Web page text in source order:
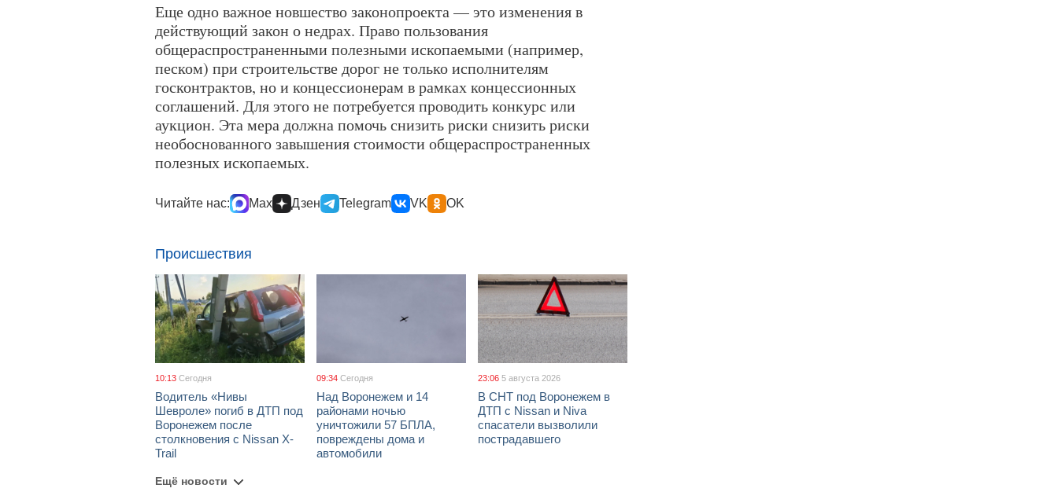
Еще одно важное новшество законопроекта — это изменения в
действующий закон о недрах. Право пользования
общераспространенными полезными ископаемыми (например,
песком) при строительстве дорог не только исполнителям
госконтрактов, но и концессионерам в рамках концессионных
соглашений. Для этого не потребуется проводить конкурс или
аукцион. Эта мера должна помочь снизить риски снизить риски
необоснованного завышения стоимости общераспространенных
полезных ископаемых.
Читайте нас: Max Дзен Telegram VK OK
Происшествия
10:13 Сегодня
Водитель «Нивы
Шевроле» погиб в ДТП под
Воронежем после
столкновения с Nissan X-
Trail
09:34 Сегодня
Над Воронежем и 14
районами ночью
уничтожили 57 БПЛА,
повреждены дома и
автомобили
23:06 5 августа 2026
В СНТ под Воронежем в
ДТП с Nissan и Niva
спасатели вызволили
пострадавшего
Ещё новости